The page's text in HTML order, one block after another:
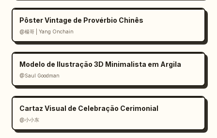
- Vegetação/florestas usam verde musgo ou
verde de baixa saturação.
- Redes viárias usam linhas finas sem
distrair.
- Marcos devem ser claramente identificáveis.
- Elementos de ficção científica/fantasia
devem manter a sensação de modelo de arquivo
em vez de parecerem meras ilustrações de
cena.
[Sistema de Anotação]
A borda da placa do mapa precisa de módulos
Pôster Vintage de Provérbio Chinês
@楊哥 | Yang Onchain
Modelo de Ilustração 3D Minimalista em Argila
@Saul Goodman
Cartaz Visual de Celebração Cerimonial
@小小东